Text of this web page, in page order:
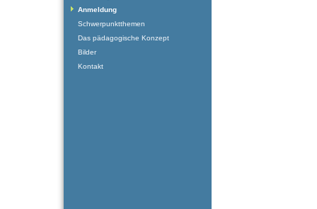
Anmeldung
Schwerpunktthemen
Das pädagogische Konzept
Bilder
Kontakt